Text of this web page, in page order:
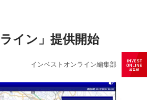
イン」提供開始
インベストオンライン編集部